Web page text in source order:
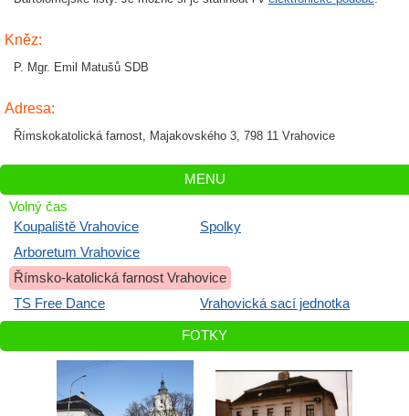
Kněz:
P. Mgr. Emil Matušů SDB
Adresa:
Římskokatolická farnost, Majakovského 3, 798 11 Vrahovice
MENU
Volný čas
Koupaliště Vrahovice
Spolky
Arboretum Vrahovice
Římsko-katolická farnost Vrahovice
TS Free Dance
Vrahovická sací jednotka
FOTKY